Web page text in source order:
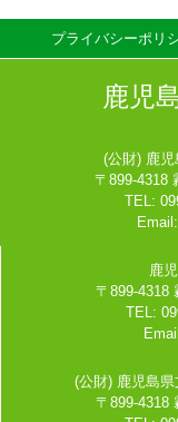
プライバシーポリ
鹿児
(公財) 鹿
〒899-4318
TEL:
Email:
鹿
〒899-4318
TEL:
(公財) 鹿児島
〒899-4318